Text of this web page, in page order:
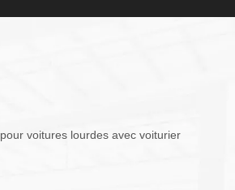
voitures lourdes avec voiturier